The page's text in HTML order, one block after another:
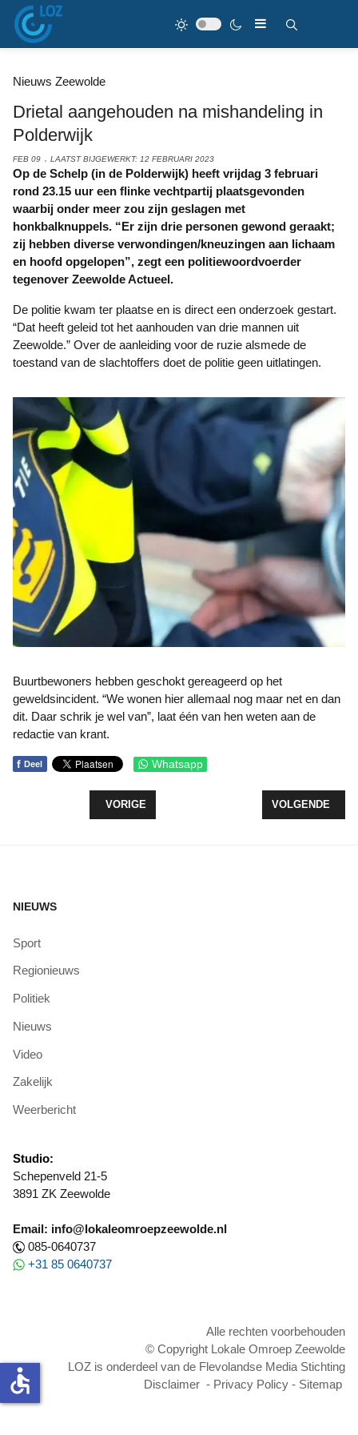
Nieuws Zeewolde
Drietal aangehouden na mishandeling in
Polderwijk
FEB 09 LAATST BIJGEWERKT: 12 FEBRUARI 2023
Op de Schelp (in de Polderwijk) heeft vrijdag 3 februari
rond 23.15 uur een flinke vechtpartij plaatsgevonden
waarbij onder meer zou zijn geslagen met
honkbalknuppels. “Er zijn drie personen gewond geraakt;
zij hebben diverse verwondingen/kneuzingen aan lichaam
en hoofd opgelopen”, zegt een politiewoordvoerder
tegenover Zeewolde Actueel.
De politie kwam ter plaatse en is direct een onderzoek gestart.
“Dat heeft geleid tot het aanhouden van drie mannen uit
Zeewolde.” Over de aanleiding voor de ruzie alsmede de
toestand van de slachtoffers doet de politie geen uitlatingen.
Buurtbewoners hebben geschokt gereageerd op het
geweldsincident. “We wonen hier allemaal nog maar net en dan
dit. Daar schrik je wel van”, laat één van hen weten aan de
redactie van krant.
f Deel Whatsapp
VORIG ARTIKEL: OEKRAÏNERS AAN DE STAMPPOT
VORIGE VOLGENDE
VOLGENDE
NIEUWS
Sport
Regionieuws
Politiek
Nieuws
Video
Zakelijk
Weerbericht
Studio:
Schepenveld 21-5
3891 ZK Zeewolde
Email: info@lokaleomroepzeewolde.nl
085-0640737
+31 85 0640737
Alle rechten voorbehouden
© Copyright Lokale Omroep Zeewolde
LOZ is onderdeel van de Flevolandse Media Stichting
Disclaimer - Privacy Policy - Sitemap
accessible